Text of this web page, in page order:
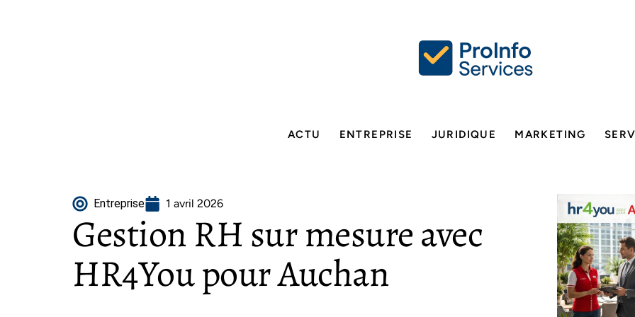
ACTU ENTREPRISE JURIDIQUE MARKETING
Entreprise 1 avril 2026
Gestion RH sur mesure avec
HR4You pour Auchan